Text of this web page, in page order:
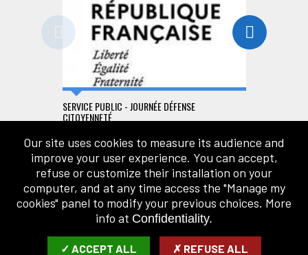
SERVICE PUBLIC - JOURNÉE DÉFENSE
CITOYENNETÉ
NEWSLETTER
ENTER YOUR E-MAIL ADDRESS:
Our site uses cookies to measure its audience and
improve your user experience. You can accept,
refuse or customize their installation on your
computer, and at any time access the "Manage my
cookies" panel to modify your previous choices. More
info at Confidentiality.
✓ ACCEPT ALL ✗ REFUSE ALL